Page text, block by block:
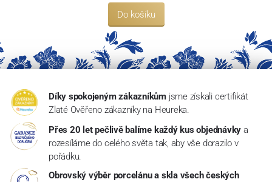
Do košíku
Díky spokojeným zákazníkům jsme získali certifikát
Zlaté Ověřeno zákazníky na Heureka.
Přes 20 let pečlivě balíme každý kus objednávky a
rozesíláme do celého světa tak, aby vše dorazilo v
pořádku.
Obrovský výběr porcelánu a skla všech českých